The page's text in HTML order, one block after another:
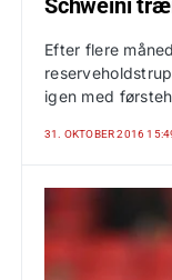
Schweini
Efter flere
igen med
31. OKTOBER 2016